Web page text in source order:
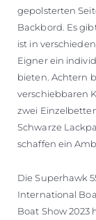
gepolsterten
Backbord. Es
ist in
Eigner ein
bieten. Achtern
verschiebbaren
zwei
Schwarze
schaffen ein
Die Superhawk
International
Boat Show 2023